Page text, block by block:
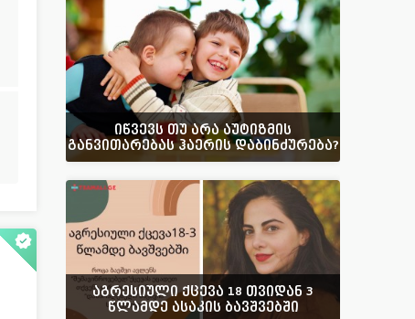
იწვევს თუ არა აუტიზმის
განვითარებას ჰაერის დაბინძურება?
აგრესიული ქცევა 18 თვიდან 3
წლამდე ასაკის ბავშვებში